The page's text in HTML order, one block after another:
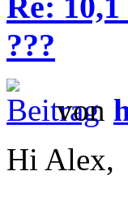
???
von
Hi Alex,